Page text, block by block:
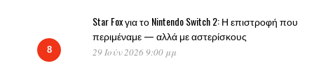
8
Star Fox για το Nintendo Switch 2: Η επιστροφή που
περιμέναμε — αλλά με αστερίσκους
29 Ιούν 2026 9:00 μμ